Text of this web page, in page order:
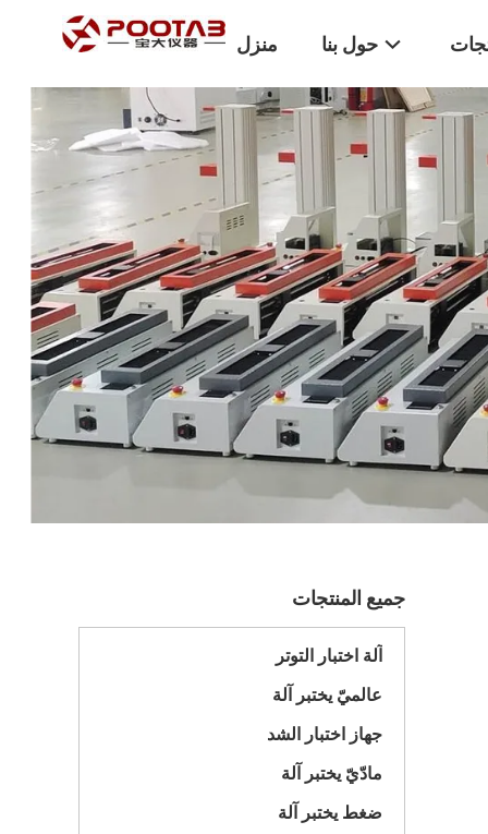
منزل حول بنا
جميع المنتجات
آلة اختبار التوتر
عالميّ يختبر آلة
جهاز اختبار الشد
مادّيّ يختبر آلة
ضغط يختبر آلة